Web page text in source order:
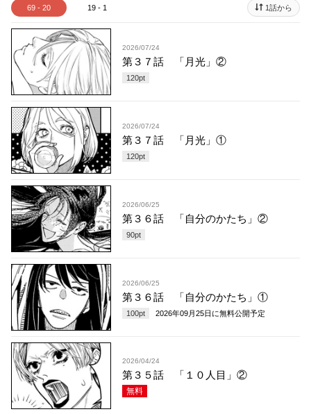
69 - 20 19 - 1 1話から
2026/07/24
第３７話 「月光」②
120pt
2026/07/24
第３７話 「月光」①
120pt
2026/06/25
第３６話 「自分のかたち」②
90pt
2026/06/25
第３６話 「自分のかたち」①
100pt 2026年09月25日 に無料公開予定
2026/04/24
第３５話 「１０人目」②
無料